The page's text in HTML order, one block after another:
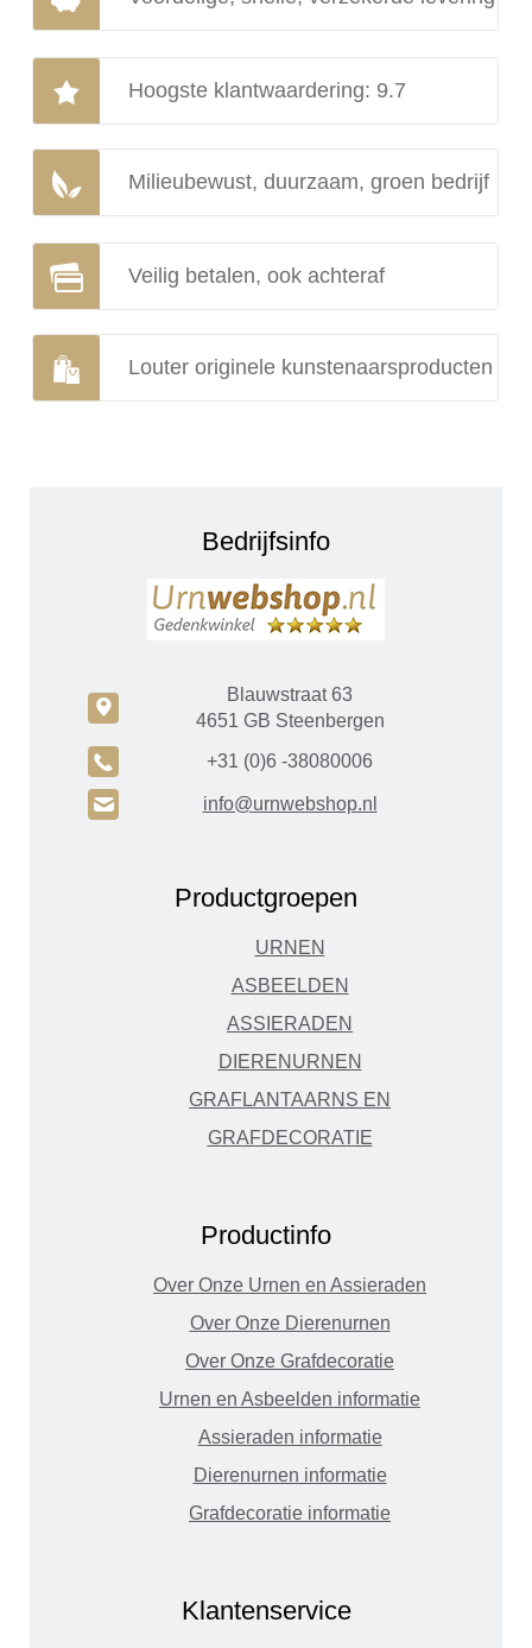
Hoogste klantwaardering: 9.7
Milieubewust, duurzaam, groen bedrijf
Veilig betalen, ook achteraf
Louter originele kunstenaarsproducten
Bedrijfsinfo
c
Blauwstraat 63
4651 GB Steenbergen
A +31 (0)6 -38080006
H info@urnwebshop.nl
Productgroepen
URNEN
ASBEELDEN
ASSIERADEN
DIERENURNEN
GRAFLANTAARNS EN
GRAFDECORATIE
Productinfo
Over Onze Urnen en Assieraden
Over Onze Dierenurnen
Over Onze Grafdecoratie
Urnen en Asbeelden informatie
Assieraden informatie
Dierenurnen informatie
Grafdecoratie informatie
Klantenservice